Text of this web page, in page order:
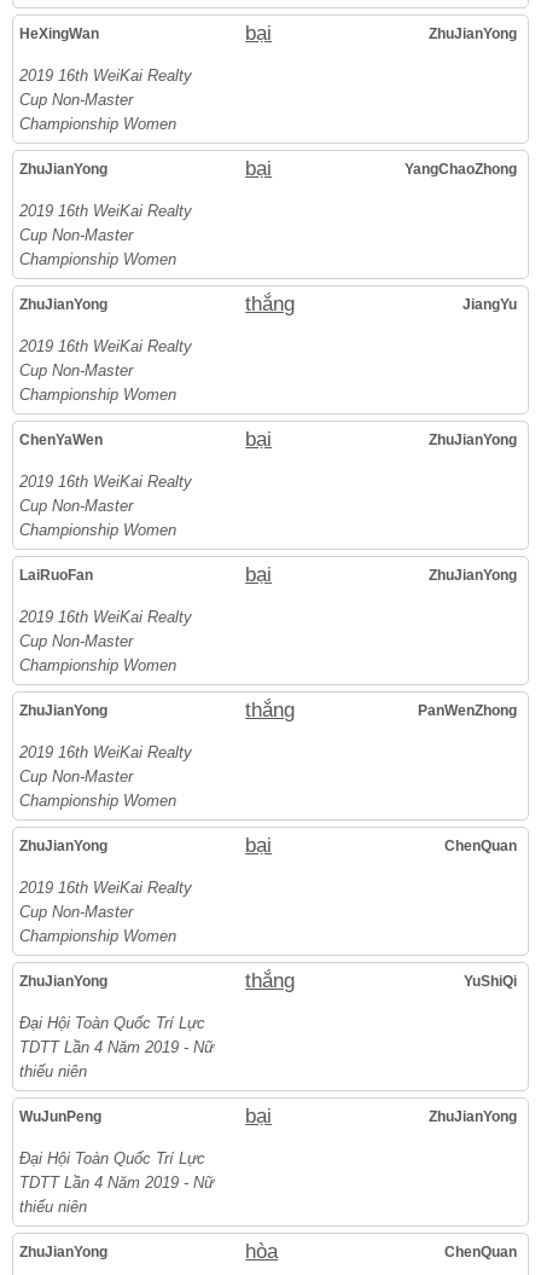
HeXingWan bại ZhuJianYong
2019 16th WeiKai Realty
Cup Non-Master
Championship Women
ZhuJianYong bại YangChaoZhong
2019 16th WeiKai Realty
Cup Non-Master
Championship Women
ZhuJianYong thắng JiangYu
2019 16th WeiKai Realty
Cup Non-Master
Championship Women
ChenYaWen bại ZhuJianYong
2019 16th WeiKai Realty
Cup Non-Master
Championship Women
LaiRuoFan bại ZhuJianYong
2019 16th WeiKai Realty
Cup Non-Master
Championship Women
ZhuJianYong thắng PanWenZhong
2019 16th WeiKai Realty
Cup Non-Master
Championship Women
ZhuJianYong bại ChenQuan
2019 16th WeiKai Realty
Cup Non-Master
Championship Women
ZhuJianYong thắng YuShiQi
Đại Hội Toàn Quốc Trí Lực
TDTT Lần 4 Năm 2019 - Nữ
thiếu niên
WuJunPeng bại ZhuJianYong
Đại Hội Toàn Quốc Trí Lực
TDTT Lần 4 Năm 2019 - Nữ
thiếu niên
ZhuJianYong hòa ChenQuan